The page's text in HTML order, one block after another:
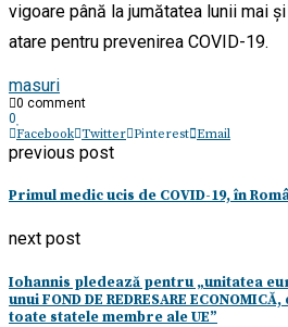
vigoare până la jumătatea lunii mai
atare pentru prevenirea COVID-19.
masuri
0 comment
0
Facebook Twitter Pinterest Email
previous post
Primul medic ucis de COVID-19, în
next post
Iohannis pledează pentru „unitatea
unui FOND DE REDRESARE
toate statele membre ale UE”